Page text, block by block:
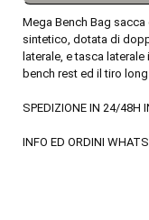
Mega Bench Bag
sintetico, dotata di
laterale, e tasca
bench rest ed il tiro long
SPEDIZIONE IN 24/48H
INFO ED ORDINI